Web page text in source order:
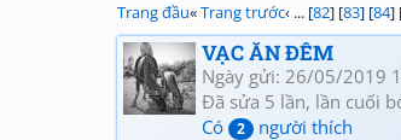
Trang đầu«Trang trước‹ ... [82] [83] [84]
VẠC ĂN ĐÊM
Ngày gửi: 26/05/2019
Đã sửa 5 lần, lần cuối
Có
2 người thích